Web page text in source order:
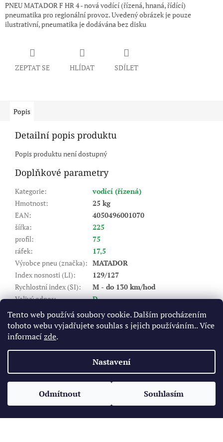
Tento web používá soubory cookie. Dalším procházením
tohoto webu vyjadřujete souhlas s jejich používáním.. Více
informacízde.
Nastavení
Odmítnout Souhlasím
PNEU MATADOR F HR 4 - nová vodící (řízená, hnaná, řídící)
pneumatika pro regionální provoz. Uvedený obrázek je pouze
ilustrativní, pneumatika je dodávána bez disku
ZEPTAT SE HLÍDAT SDÍLET
Popis
Detailní popis produktu
Popis produktu není dostupný
Doplňkové parametry
Kategorie:
vodící (řízená)
Hmotnost:
25 kg
EAN:
4050496001070
šířka:
225
profil:
75
ráfek:
17,5
Výrobce pneu (značka): MATADOR
Index nosnosti (LI):
129/127
Rychlostní index (SI):
M - do 130 km/hod
Valivý odpor:
D
Záběr na mokru:
Hlučnost DB :
71
Typ:
t
Vytvořil Shoptet